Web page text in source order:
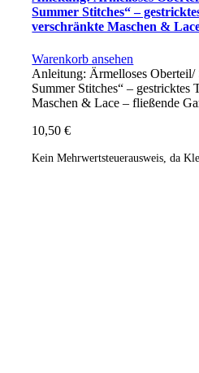
Summer Stitches“ –
verschränkte Maschen &
Warenkorb ansehen
Anleitung: Ärmelloses Oberteil/
Summer Stitches“ – gestricktes
Maschen & Lace – fließende
10,50€
Kein Mehrwertsteuerausweis, da